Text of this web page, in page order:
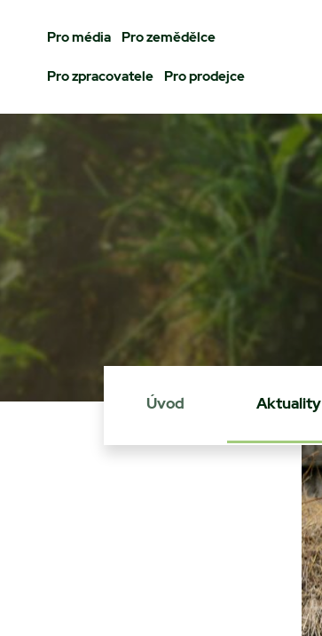
Pro média Pro zemědělce
Pro zpracovatele Pro prodejce
Úvod Aktuality